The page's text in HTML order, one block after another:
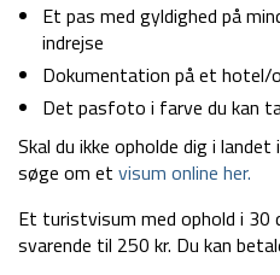
Et pas med gyldighed på
indrejse
Dokumentation på et hotel/
Det pasfoto i farve du kan
Skal du ikke opholde dig i
søge om et visum online her.
Et turistvisum med ophold i 30
svarende til 250 kr. Du kan